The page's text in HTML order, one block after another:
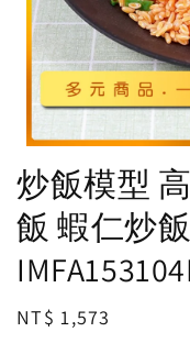
炒飯模型
飯 蝦仁炒
Regular
NT$ 1,573